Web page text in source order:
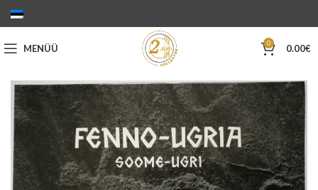
MENÜÜ 0 0.00€